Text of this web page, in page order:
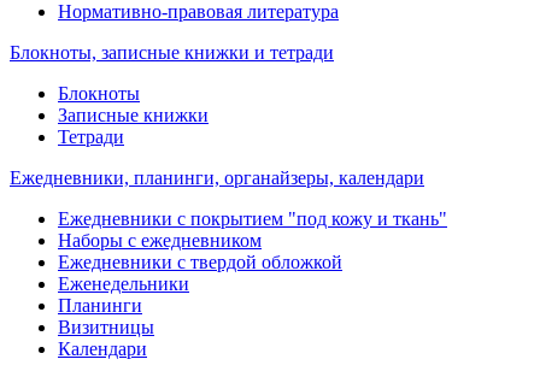
Нормативно-правовая литература
Блокноты, записные книжки и тетради
Блокноты
Записные книжки
Тетради
Ежедневники, планинги, органайзеры, календари
Ежедневники с покрытием "под кожу и ткань"
Наборы с ежедневником
Ежедневники с твердой обложкой
Еженедельники
Планинги
Визитницы
Календари